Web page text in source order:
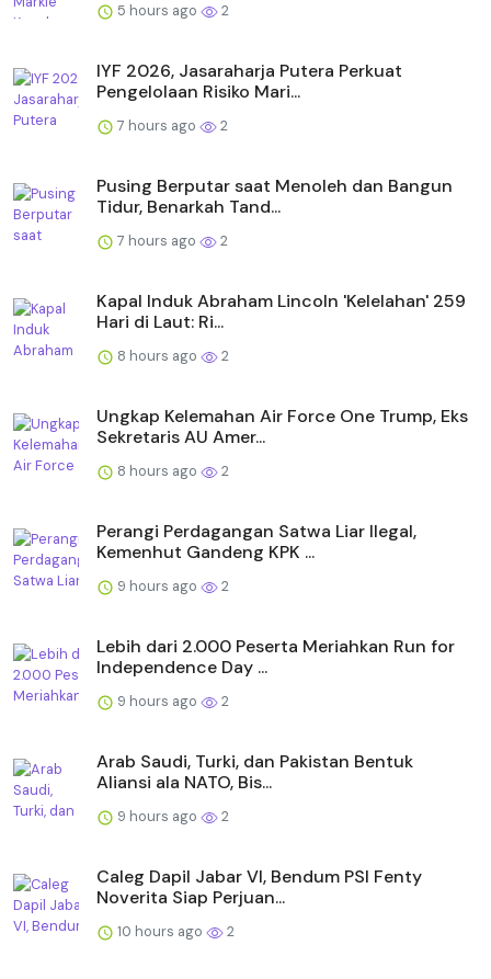
5 hours ago 2
IYF 2026, Jasaraharja Putera Perkuat
Pengelolaan Risiko Mari...
7 hours ago 2
Pusing Berputar saat Menoleh dan Bangun
Tidur, Benarkah Tand...
7 hours ago 2
Kapal Induk Abraham Lincoln 'Kelelahan' 259
Hari di Laut: Ri...
8 hours ago 2
Ungkap Kelemahan Air Force One Trump, Eks
Sekretaris AU Amer...
8 hours ago 2
Perangi Perdagangan Satwa Liar Ilegal,
Kemenhut Gandeng KPK ...
9 hours ago 2
Lebih dari 2.000 Peserta Meriahkan Run for
Independence Day ...
9 hours ago 2
Arab Saudi, Turki, dan Pakistan Bentuk
Aliansi ala NATO, Bis...
9 hours ago 2
Caleg Dapil Jabar VI, Bendum PSI Fenty
Noverita Siap Perjuan...
10 hours ago 2